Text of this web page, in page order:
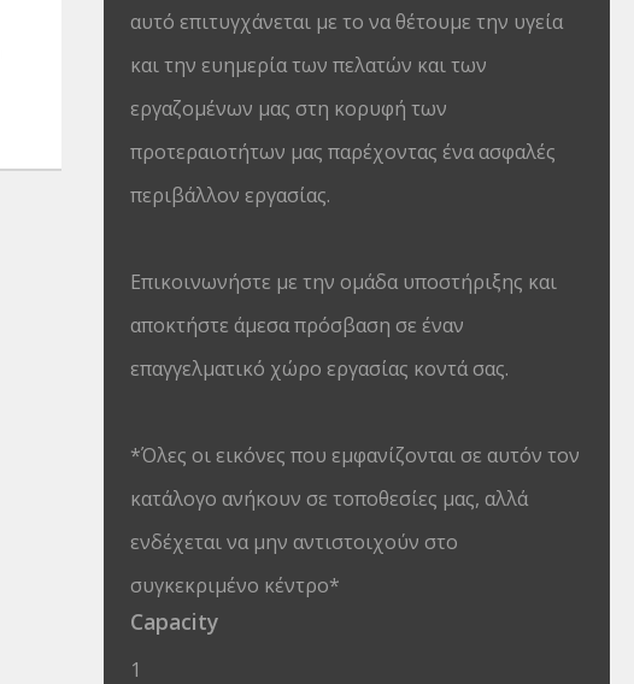
αυτό επιτυγχάνεται με το να θέτουμε την υγεία
και την ευημερία των πελατών και των
εργαζομένων μας στη κορυφή των
προτεραιοτήτων μας παρέχοντας ένα ασφαλές
περιβάλλον εργασίας.
Επικοινωνήστε με την ομάδα υποστήριξης και
αποκτήστε άμεσα πρόσβαση σε έναν
επαγγελματικό χώρο εργασίας κοντά σας.
*Όλες οι εικόνες που εμφανίζονται σε αυτόν τον
κατάλογο ανήκουν σε τοποθεσίες μας, αλλά
ενδέχεται να μην αντιστοιχούν στο
συγκεκριμένο κέντρο*
Capacity
1